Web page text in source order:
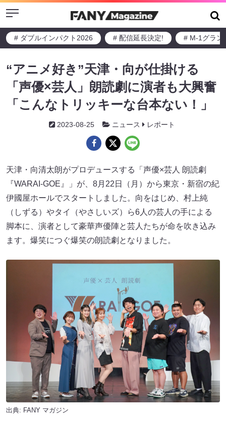
Menu
# ダブルインパクト2026 # 配信延長決定! # M-1グラン
“アニメ好き”天津・向が仕掛ける
「声優×芸人」朗読劇に演者も大興奮
「こんなトリッキーな台本ない！」
2023-08-25 ニュース レポート
天津・向清太朗がプロデュースする「声優×芸人 朗読劇
『WARAI-GOE』」が、8月22日（月）から東京・新宿の紀
伊國屋ホールでスタートしました。向をはじめ、村上純
（しずる）やタイ（やさしいズ）ら6人の芸人の手による
脚本に、演者として豪華声優陣と芸人たちが命を吹き込み
ます。爆笑につぐ爆笑の朗読劇となりました。
出典: FANY マガジン